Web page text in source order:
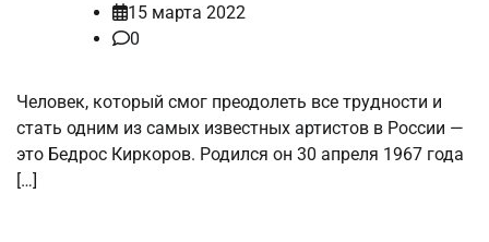
15 марта 2022
0
Человек, который смог преодолеть все трудности и
стать одним из самых известных артистов в России —
это Бедрос Киркоров. Родился он 30 апреля 1967 года
[…]